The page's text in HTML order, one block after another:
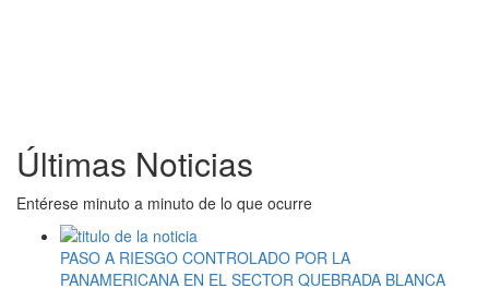
Últimas Noticias
Entérese minuto a minuto de lo que ocurre
PASO A RIESGO CONTROLADO POR LA
PANAMERICANA EN EL SECTOR QUEBRADA BLANCA